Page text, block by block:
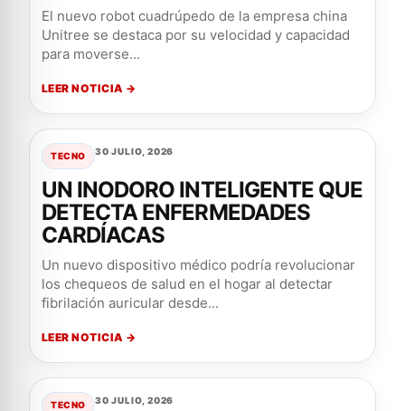
El nuevo robot cuadrúpedo de la empresa china
Unitree se destaca por su velocidad y capacidad
para moverse...
LEER NOTICIA →
TECNO 30 JULIO, 2026
UN INODORO INTELIGENTE QUE
DETECTA ENFERMEDADES
CARDÍACAS
Un nuevo dispositivo médico podría revolucionar
los chequeos de salud en el hogar al detectar
fibrilación auricular desde...
LEER NOTICIA →
TECNO 30 JULIO, 2026